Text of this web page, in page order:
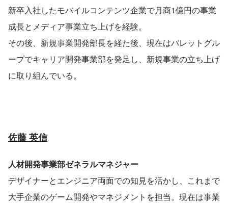
新卒入社したモバイルコンテンツ企業で月商1億円の事業
成長とメディア事業立ち上げを経験。
その後、新規事業開発部長を経た後、現在はバレットグル
ープでキャリア開発事業部を発足し、新規事業の立ち上げ
に取り組んでいる。
佐藤 英信
人材開発事業部ゼネラルマネジャー
デザイナーとエンジニア両面での知見を活かし、これまで
大手企業のゲーム開発やマネジメントを担当。現在は事業